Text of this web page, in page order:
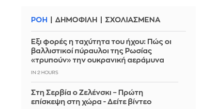
ΡΟΗ ΔΗΜΟΦΙΛΗ ΣΧΟΛΙΑΣΜΕΝΑ
Έξι φορές η ταχύτητα του ήχου: Πώς οι
βαλλιστικοί πύραυλοι της Ρωσίας
«τρυπούν» την ουκρανική αεράμυνα
IN 2 HOURS
Στη Σερβία ο Ζελένσκι – Πρώτη
επίσκεψη στη χώρα - Δείτε βίντεο